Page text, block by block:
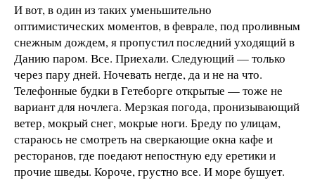
И вот, в один из таких уменьшительно
оптимистических моментов, в феврале, под проливным
снежным дождем, я пропустил последний уходящий в
Данию паром. Все. Приехали. Следующий — только
через пару дней. Ночевать негде, да и не на что.
Телефонные будки в Гетеборге открытые — тоже не
вариант для ночлега. Мерзкая погода, пронизывающий
ветер, мокрый снег, мокрые ноги. Бреду по улицам,
стараюсь не смотреть на сверкающие окна кафе и
ресторанов, где поедают непостную еду еретики и
прочие шведы. Короче, грустно все. И море бушует.